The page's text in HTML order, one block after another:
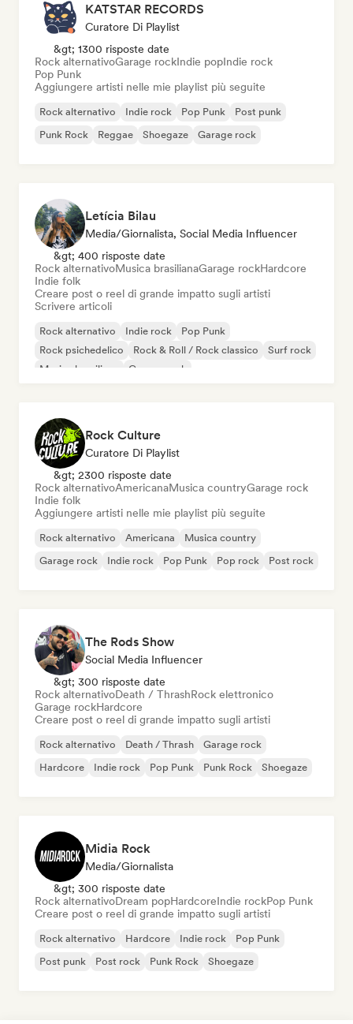
KATSTAR RECORDS
Curatore Di Playlist
&gt; 1300 risposte date
Rock alternativoGarage rockIndie popIndie rock
Pop Punk
Aggiungere artisti nelle mie playlist più seguite
Rock alternativo Indie rock Pop Punk
Post punk
Punk Rock
Reggae Shoegaze Garage rock
Letícia Bilau
Media/Giornalista, Social Media Influencer
&gt; 400 risposte date
Rock alternativoMusica brasilianaGarage rockHardcore
Indie folk
Creare post o reel di grande impatto sugli artisti
Scrivere articoli
Rock alternativo Indie rock
Pop Punk
Rock psichedelico
Rock & Roll / Rock classico
Surf rock
Musica brasiliana
Garage rock
Rock Culture
Curatore Di Playlist
&gt; 2300 risposte date
Rock alternativoAmericanaMusica countryGarage rock
Indie folk
Aggiungere artisti nelle mie playlist più seguite
Rock alternativo Americana
Musica country
Garage rock
Indie rock Pop Punk Pop rock Post rock
The Rods Show
Social Media Influencer
&gt; 300 risposte date
Rock alternativoDeath / ThrashRock elettronico
Garage rockHardcore
Creare post o reel di grande impatto sugli artisti
Rock alternativo Death / Thrash
Garage rock
Hardcore
Indie rock Pop Punk Punk Rock Shoegaze
Midia Rock
Media/Giornalista
&gt; 300 risposte date
Rock alternativoDream popHardcoreIndie rockPop Punk
Creare post o reel di grande impatto sugli artisti
Rock alternativo Hardcore Indie rock
Pop Punk
Post punk
Post rock Punk Rock Shoegaze